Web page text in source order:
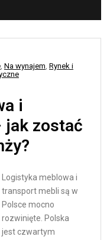
, Na wynajem, Rynek i
i
zostać
Logistyka meblowa i
transport mebli są w
Polsce mocno
rozwinięte. Polska
jest czwartym